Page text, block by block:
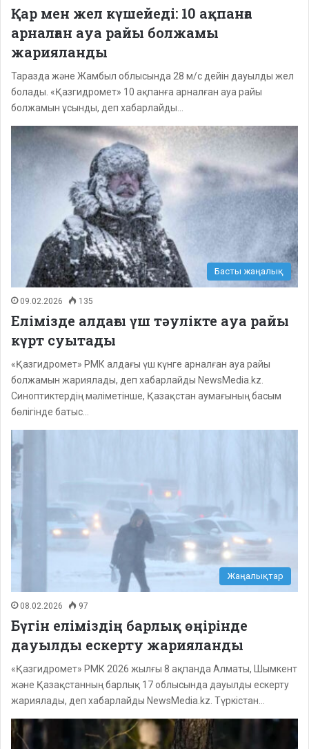
Қар мен жел күшейеді: 10 ақпанға
арналған ауа райы болжамы
жарияланды
Таразда және Жамбыл облысында 28 м/с дейін дауылды жел
болады. «Қазгидромет» 10 ақпанға арналған ауа райы
болжамын ұсынды, деп хабарлайды…
Басты жаңалық
09.02.2026 135
Елімізде алдағы үш тәулікте ауа райы
күрт суытады
«Қазгидромет» РМК алдағы үш күнге арналған ауа райы
болжамын жариялады, деп хабарлайды NewsMedia.kz.
Синоптиктердің мәліметінше, Қазақстан аумағының басым
бөлігінде батыс…
Жаңалықтар
08.02.2026 97
Бүгін еліміздің барлық өңірінде
дауылды ескерту жарияланды
«Қазгидромет» РМК 2026 жылғы 8 ақпанда Алматы, Шымкент
және Қазақстанның барлық 17 облысында дауылды ескерту
жариялады, деп хабарлайды NewsMedia.kz. Түркістан…